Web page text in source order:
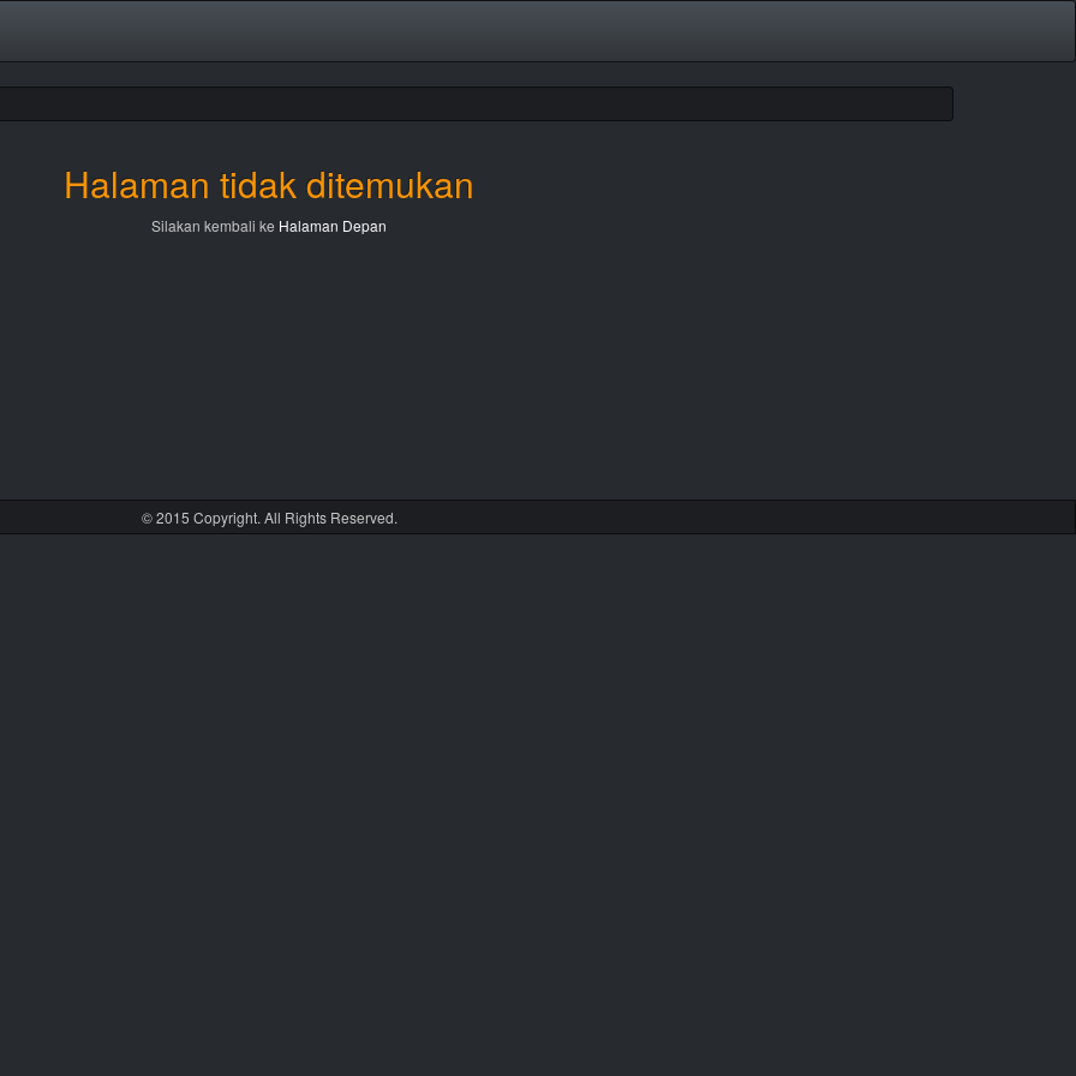
Halaman tidak ditemukan
Silakan kembali ke Halaman Depan
© 2015 Copyright. All Rights Reserved.